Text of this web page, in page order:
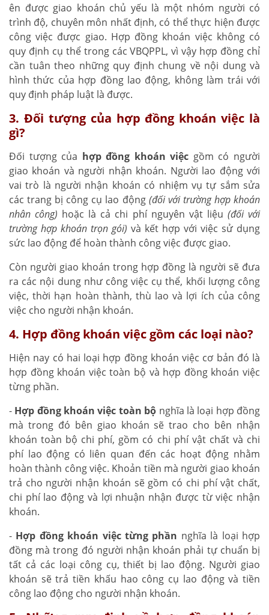
ên được giao khoán chủ yếu là một nhóm người có
trình độ, chuyên môn nhất định, có thể thực hiện được
công việc được giao. Hợp đồng khoán việc không có
quy định cụ thể trong các VBQPPL, vì vậy hợp đồng chỉ
cần tuân theo những quy định chung về nội dung và
hình thức của hợp đồng lao động, không làm trái với
quy định pháp luật là được.
3. Đối tượng của hợp đồng khoán việc là
gì?
Đối tượng của hợp đồng khoán việc gồm có người
giao khoán và người nhận khoán. Người lao động với
vai trò là người nhận khoán có nhiệm vụ tự sắm sửa
các trang bị công cụ lao động (đối với trường hợp khoán
nhân công) hoặc là cả chi phí nguyên vật liệu (đối với
trường hợp khoán trọn gói) và kết hợp với việc sử dụng
sức lao động để hoàn thành công việc được giao.
Còn người giao khoán trong hợp đồng là người sẽ đưa
ra các nội dung như công việc cụ thể, khối lượng công
việc, thời hạn hoàn thành, thù lao và lợi ích của công
việc cho người nhận khoán.
4. Hợp đồng khoán việc gồm các loại nào?
Hiện nay có hai loại hợp đồng khoán việc cơ bản đó là
hợp đồng khoán việc toàn bộ và hợp đồng khoán việc
từng phần.
- Hợp đồng khoán việc toàn bộ nghĩa là loại hợp đồng
mà trong đó bên giao khoán sẽ trao cho bên nhận
khoán toàn bộ chi phí, gồm có chi phí vật chất và chi
phí lao động có liên quan đến các hoạt động nhằm
hoàn thành công việc. Khoản tiền mà người giao khoán
trả cho người nhận khoán sẽ gồm có chi phí vật chất,
chi phí lao động và lợi nhuận nhận được từ việc nhận
khoán.
- Hợp đồng khoán việc từng phần nghĩa là loại hợp
đồng mà trong đó người nhận khoán phải tự chuẩn bị
tất cả các loại công cụ, thiết bị lao động. Người giao
khoán sẽ trả tiền khấu hao công cụ lao động và tiền
công lao động cho người nhận khoán.